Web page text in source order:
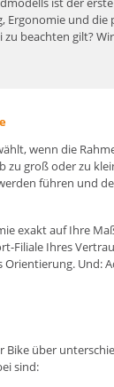
Ergonomie und die
zu beachten gilt?
wenn die
zu groß oder zu
führen und
exakt auf Ihre
Filiale Ihres
Orientierung. Und:
Bike über
sind: